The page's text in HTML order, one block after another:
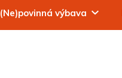
(Ne)povinná výbava